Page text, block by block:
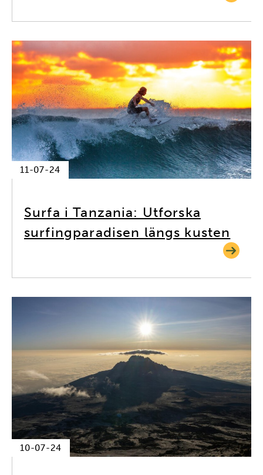
11-07-24
Surfa i Tanzania: Utforska
surfingparadisen längs kusten
10-07-24